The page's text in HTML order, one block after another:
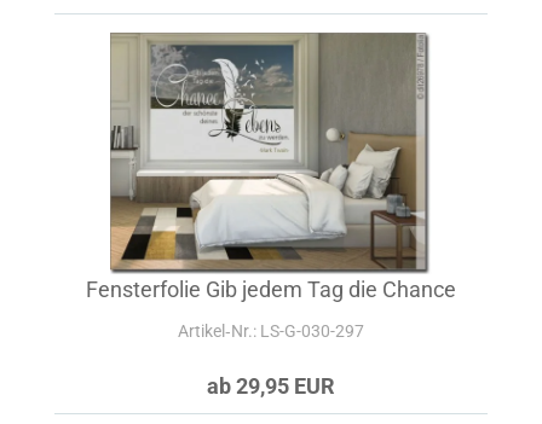
Fensterfolie Gib jedem Tag die Chance
Artikel‑Nr.: LS-G-030-297
ab 29,95 EUR